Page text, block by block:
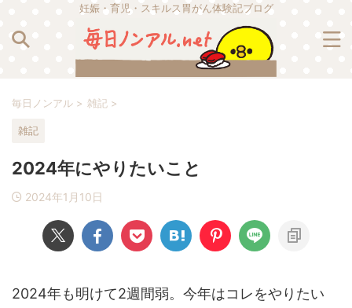
妊娠・育児・スキルス胃がん体験記ブログ
毎日ノンアル > 雑記 >
雑記
2024年にやりたいこと
2024年1月10日
2024年も明けて2週間弱。今年はコレをやりたい